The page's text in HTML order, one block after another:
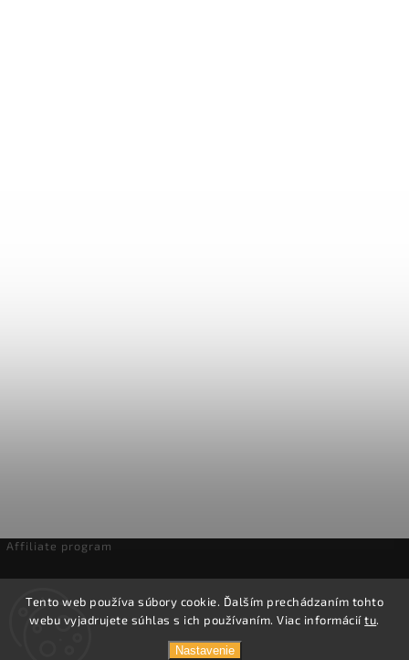
Tento web používa súbory cookie. Ďalším prechádzaním tohto
webu vyjadrujete súhlas s ich používaním. Viac informáciítu.
Nastavenie
Affiliate program
Odstúpenie od zmluvy
Domáca pivotéka. Všetky práva vyhradené.